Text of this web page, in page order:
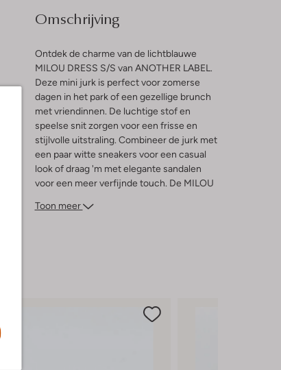
Omschrijving
Ontdek de charme van de lichtblauwe
MILOU DRESS S/S van ANOTHER LABEL.
Deze mini jurk is perfect voor zomerse
dagen in het park of een gezellige brunch
met vriendinnen. De luchtige stof en
speelse snit zorgen voor een frisse en
stijlvolle uitstraling. Combineer de jurk met
een paar witte sneakers voor een casual
look of draag 'm met elegante sandalen
voor een meer verfijnde touch. De MILOU
denim jas voor de koelere avonden. Een
Toon meer